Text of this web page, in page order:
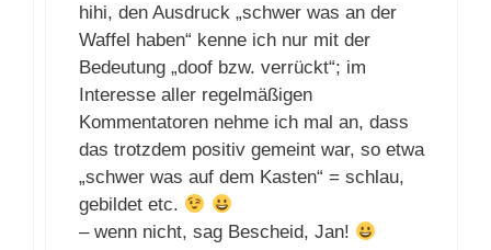
hihi, den Ausdruck „schwer was an der
Waffel haben“ kenne ich nur mit der
Bedeutung „doof bzw. verrückt“; im
Interesse aller regelmäßigen
Kommentatoren nehme ich mal an, dass
das trotzdem positiv gemeint war, so etwa
„schwer was auf dem Kasten“ = schlau,
gebildet etc.
– wenn nicht, sag Bescheid, Jan!